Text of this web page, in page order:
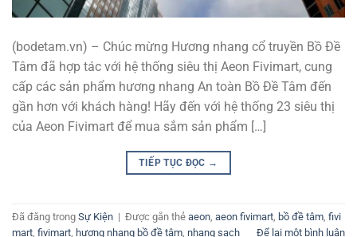
(bodetam.vn) – Chúc mừng Hương nhang cổ truyền Bồ Đề
Tâm đã hợp tác với hệ thống siêu thị Aeon Fivimart, cung
cấp các sản phẩm hương nhang An toàn Bồ Đề Tâm đến
gần hơn với khách hàng! Hãy đến với hệ thống 23 siêu thị
của Aeon Fivimart để mua sắm sản phẩm […]
TIẾP TỤC ĐỌC →
Đã đăng trong Sự Kiện | Được gắn thẻ aeon, aeon fivimart, bồ đề tâm, fivi
mart, fivimart, hương nhang bồ đề tâm, nhang sạch Để lại một bình luận